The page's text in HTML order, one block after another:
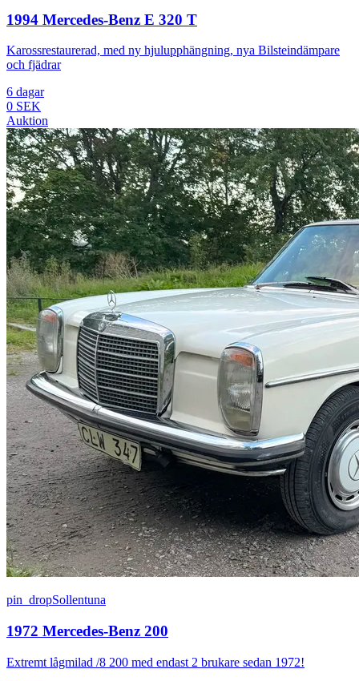
1994 Mercedes-Benz E 320 T
Karossrestaurerad, med ny hjulupphängning, nya Bilsteindämpare
och fjädrar
6 dagar
0 SEK
Auktion
pin_dropSollentuna
1972 Mercedes-Benz 200
Extremt lågmilad /8 200 med endast 2 brukare sedan 1972!